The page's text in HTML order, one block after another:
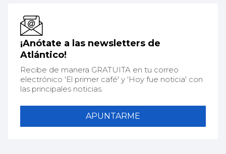
¡Anótate a las newsletters de
Atlántico!
Recibe de manera GRATUITA en tu correo
electrónico 'El primer café' y 'Hoy fue noticia' con
las principales noticias.
APUNTARME